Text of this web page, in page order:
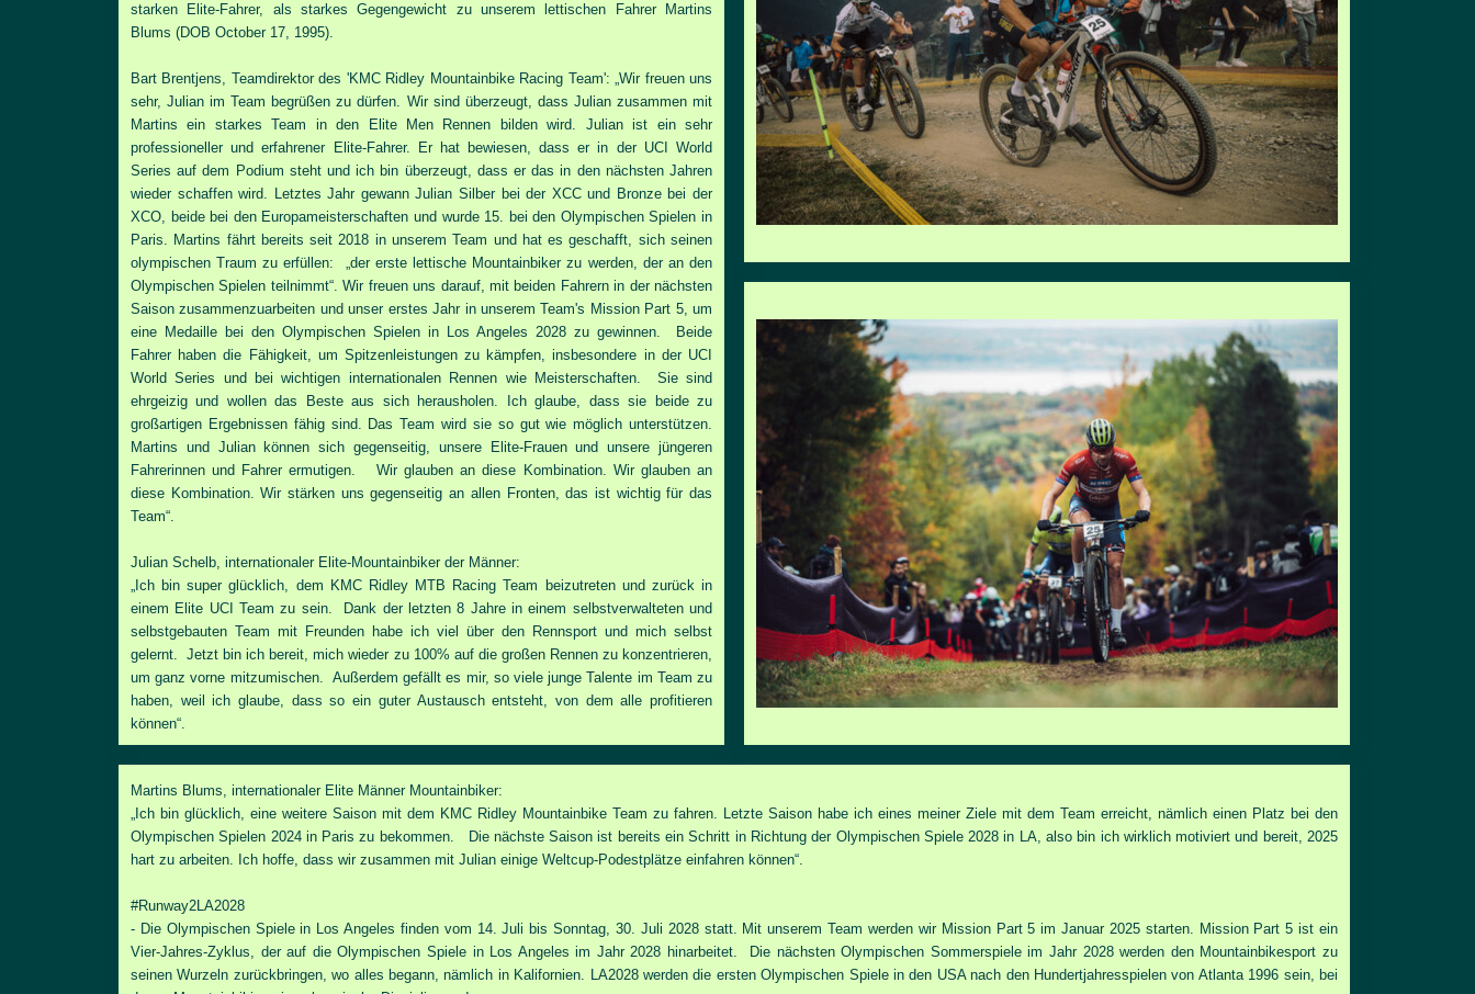
starken Elite-Fahrer, als starkes Gegengewicht zu unserem lettischen Fahrer Martins
Blums (DOB October 17, 1995).
Bart Brentjens, Teamdirektor des 'KMC Ridley Mountainbike Racing Team': „Wir freuen uns
sehr, Julian im Team begrüßen zu dürfen. Wir sind überzeugt, dass Julian zusammen mit
Martins ein starkes Team in den Elite Men Rennen bilden wird. Julian ist ein sehr
professioneller und erfahrener Elite-Fahrer. Er hat bewiesen, dass er in der UCI World
Series auf dem Podium steht und ich bin überzeugt, dass er das in den nächsten Jahren
wieder schaffen wird. Letztes Jahr gewann Julian Silber bei der XCC und Bronze bei der
XCO, beide bei den Europameisterschaften und wurde 15. bei den Olympischen Spielen in
Paris. Martins fährt bereits seit 2018 in unserem Team und hat es geschafft, sich seinen
olympischen Traum zu erfüllen: „der erste lettische Mountainbiker zu werden, der an den
Olympischen Spielen teilnimmt“. Wir freuen uns darauf, mit beiden Fahrern in der nächsten
Saison zusammenzuarbeiten und unser erstes Jahr in unserem Team's Mission Part 5, um
eine Medaille bei den Olympischen Spielen in Los Angeles 2028 zu gewinnen. Beide
Fahrer haben die Fähigkeit, um Spitzenleistungen zu kämpfen, insbesondere in der UCI
World Series und bei wichtigen internationalen Rennen wie Meisterschaften. Sie sind
ehrgeizig und wollen das Beste aus sich herausholen. Ich glaube, dass sie beide zu
großartigen Ergebnissen fähig sind. Das Team wird sie so gut wie möglich unterstützen.
Martins und Julian können sich gegenseitig, unsere Elite-Frauen und unsere jüngeren
Fahrerinnen und Fahrer ermutigen. Wir glauben an diese Kombination. Wir glauben an
diese Kombination. Wir stärken uns gegenseitig an allen Fronten, das ist wichtig für das
Team“.
Julian Schelb, internationaler Elite-Mountainbiker der Männer:
„Ich bin super glücklich, dem KMC Ridley MTB Racing Team beizutreten und zurück in
einem Elite UCI Team zu sein. Dank der letzten 8 Jahre in einem selbstverwalteten und
selbstgebauten Team mit Freunden habe ich viel über den Rennsport und mich selbst
gelernt. Jetzt bin ich bereit, mich wieder zu 100% auf die großen Rennen zu konzentrieren,
um ganz vorne mitzumischen. Außerdem gefällt es mir, so viele junge Talente im Team zu
haben, weil ich glaube, dass so ein guter Austausch entsteht, von dem alle profitieren
können“.
Martins Blums, internationaler Elite Männer Mountainbiker:
„Ich bin glücklich, eine weitere Saison mit dem KMC Ridley Mountainbike Team zu fahren. Letzte Saison habe ich eines meiner Ziele mit dem Team erreicht, nämlich einen Platz bei den
Olympischen Spielen 2024 in Paris zu bekommen. Die nächste Saison ist bereits ein Schritt in Richtung der Olympischen Spiele 2028 in LA, also bin ich wirklich motiviert und bereit, 2025
hart zu arbeiten. Ich hoffe, dass wir zusammen mit Julian einige Weltcup-Podestplätze einfahren können“.
#Runway2LA2028
- Die Olympischen Spiele in Los Angeles finden vom 14. Juli bis Sonntag, 30. Juli 2028 statt. Mit unserem Team werden wir Mission Part 5 im Januar 2025 starten. Mission Part 5 ist ein
Vier-Jahres-Zyklus, der auf die Olympischen Spiele in Los Angeles im Jahr 2028 hinarbeitet. Die nächsten Olympischen Sommerspiele im Jahr 2028 werden den Mountainbikesport zu
seinen Wurzeln zurückbringen, wo alles begann, nämlich in Kalifornien. LA2028 werden die ersten Olympischen Spiele in den USA nach den Hundertjahresspielen von Atlanta 1996 sein, bei